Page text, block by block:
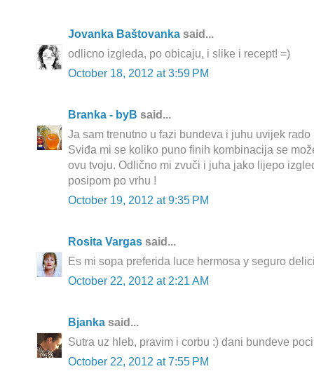
Jovanka Baštovanka said...
odlicno izgleda, po obicaju, i slike i recept! =)
October 18, 2012 at 3:59 PM
Branka - byB said...
Ja sam trenutno u fazi bundeva i juhu uvijek
Sviđa mi se koliko puno finih kombinacija se
ovu tvoju. Odlično mi zvuči i juha jako lijepo
posipom po vrhu !
October 19, 2012 at 9:35 PM
Rosita Vargas said...
Es mi sopa preferida luce hermosa y seguro
October 22, 2012 at 2:21 AM
Bjanka said...
Sutra uz hleb, pravim i corbu :) dani bundeve
October 22, 2012 at 7:55 PM